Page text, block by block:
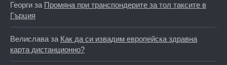
Георги за Промяна при транспондерите за тол таксите в
Гърция
Велислава за Как да си извадим европейска здравна
карта дистанционно?